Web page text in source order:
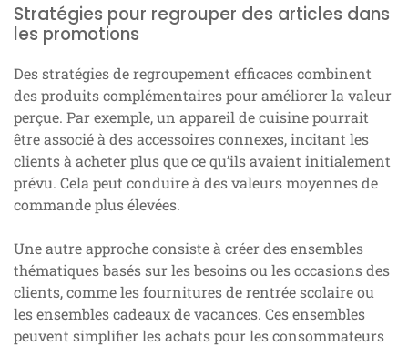
Stratégies pour regrouper des articles dans
les promotions
Des stratégies de regroupement efficaces combinent
des produits complémentaires pour améliorer la valeur
perçue. Par exemple, un appareil de cuisine pourrait
être associé à des accessoires connexes, incitant les
clients à acheter plus que ce qu’ils avaient initialement
prévu. Cela peut conduire à des valeurs moyennes de
commande plus élevées.
Une autre approche consiste à créer des ensembles
thématiques basés sur les besoins ou les occasions des
clients, comme les fournitures de rentrée scolaire ou
les ensembles cadeaux de vacances. Ces ensembles
peuvent simplifier les achats pour les consommateurs